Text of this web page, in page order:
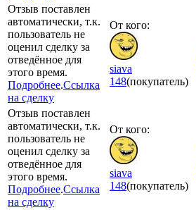
Отзыв поставлен
автоматически, т.к.
пользователь не
оценил сделку за
отведённое для
этого время.
Подробнее.Ссылка
на сделку
От кого:
siava
148(покупатель)
Отзыв поставлен
автоматически, т.к.
пользователь не
оценил сделку за
отведённое для
этого время.
Подробнее.Ссылка
на сделку
От кого:
siava
148(покупатель)